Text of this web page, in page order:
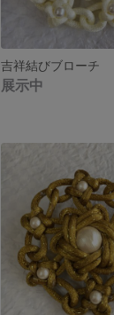
吉祥結びブローチ
展示中